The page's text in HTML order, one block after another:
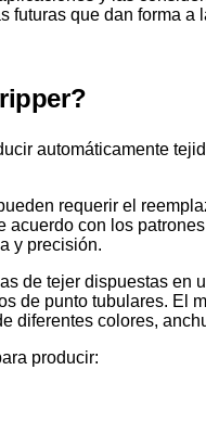
que dan forma a
automáticamente
requerir el
con los
y precisión.
de tejer dispuestas en
de punto tubulares. El
diferentes colores,
producir: